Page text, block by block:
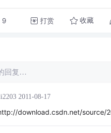
9 打赏 收藏
回复…
2011-08-17
download.csdn.net/source/